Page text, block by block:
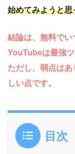
始めてみようと
結論は、無料で
YouTubeは最強ツ
ただし、弱点は
しい点です。
目次